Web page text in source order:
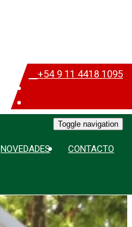
+54 9 11 4418 1095
Toggle navigation
NOVEDADES CONTACTO